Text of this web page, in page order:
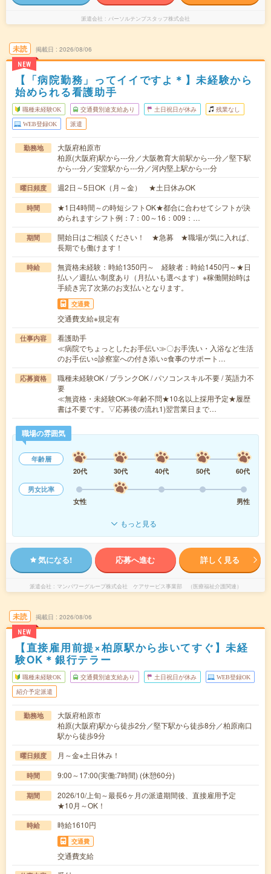
派遣会社 パーソルテンプスタッフ株式会社
未読
NEW
掲載日 2026/08/06
【「病院勤務」ってイイですよ＊】未経験から
始められる看護助手
職種未経験OK 交通費別途支給あり 土日祝日が休み 残業なし
WEB登録OK 派遣
勤務地
大阪府柏原市
柏原(大阪府)駅から---分／大阪教育大前駅から---分／堅下駅
から---分／安堂駅から---分／河内堅上駅から---分
曜日頻度 週2日～5日OK（月～金） ★土日休みOK
時間
★1日4時間～の時短シフトOK★都合に合わせてシフトが決
められますシフト例：7：00～16：009：…
期間
開始日はご相談ください！ ★急募 ★職場が気に入れば、
長期でも働けます！
時給
無資格未経験：時給1350円～ 経験者：時給1450円～★日
払い／週払い制度あり（月払いも選べます）※稼働開始時は
手続き完了次第のお支払いとなります。
交通費
交通費支給※規定有
仕事内容
看護助手
≪病院でちょっとしたお手伝い≫〇お手洗い・入浴など生活
のお手伝い○診察室への付き添い○食事のサポート…
応募資格
職種未経験OK / ブランクOK / パソコンスキル不要 / 英語力不
要
≪無資格・未経験OK≫年齢不問★10名以上採用予定★履歴
書は不要です。▽応募後の流れ1)翌営業日まで…
職場の雰囲気
年齢層
20代
30代 40代 50代
60代
男女比率
女性
男性
もっと見る
気になる! 応募へ進む 詳しく見る
派遣会社 マンパワーグループ株式会社 ケアサービス事業部 （医療福祉介護関連）
未読
NEW
掲載日 2026/08/06
【直接雇用前提×柏原駅から歩いてすぐ】未経
験OK＊銀行テラー
職種未経験OK 交通費別途支給あり 土日祝日が休み WEB登録OK
紹介予定派遣
勤務地
大阪府柏原市
柏原(大阪府)駅から徒歩2分／堅下駅から徒歩8分／柏原南口
駅から徒歩9分
曜日頻度 月～金※土日休み！
時間 9:00～17:00(実働:7時間) (休憩60分)
期間
2026/10/上旬～最長6ヶ月の派遣期間後、直接雇用予定
★10月～OK！
時給 時給1610円
交通費
交通費支給